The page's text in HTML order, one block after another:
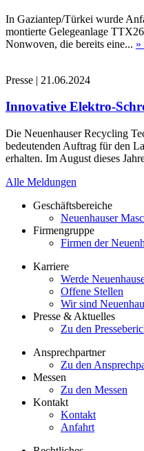
In Gaziantep/Türkei wurde
montierte Gelegeanlage
Nonwoven, die bereits eine... »
Presse | 21.06.2024
Innovative Elektro-
Die Neuenhauser Recycling
bedeutenden Auftrag für den
erhalten. Im August dieses
Alle Meldungen
Geschäftsbereiche
Neuenhauser
Firmengruppe
Firmen der
Karriere
Werde
Offene Stellen
Wir sind
Presse & Aktuelles
Zu den
Ansprechpartner
Zu den
Messen
Zu den Messen
Kontakt
Kontakt
Anfahrt